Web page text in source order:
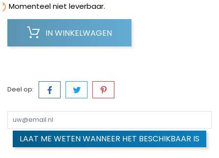
Momenteel niet leverbaar.
IN WINKELWAGEN
Deel op:
LAAT ME WETEN WANNEER HET BESCHIKBAAR IS